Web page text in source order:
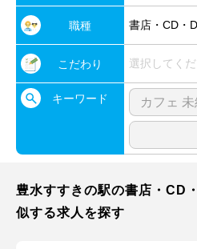
職種 書店・CD・
こだわり 選択してく
キーワード
豊水すすきの駅の書店・CD
似する求人を探す